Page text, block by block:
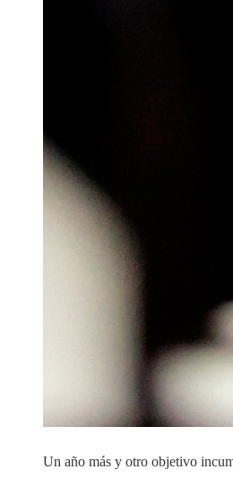
Un año más y otro objetivo